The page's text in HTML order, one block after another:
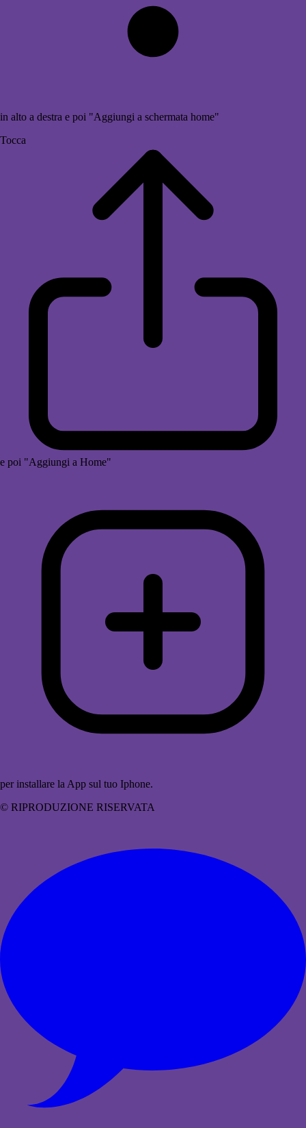
in alto a destra e poi "Aggiungi a schermata home"
Tocca
e poi "Aggiungi a Home"
per installare la App sul tuo Iphone.
© RIPRODUZIONE RISERVATA